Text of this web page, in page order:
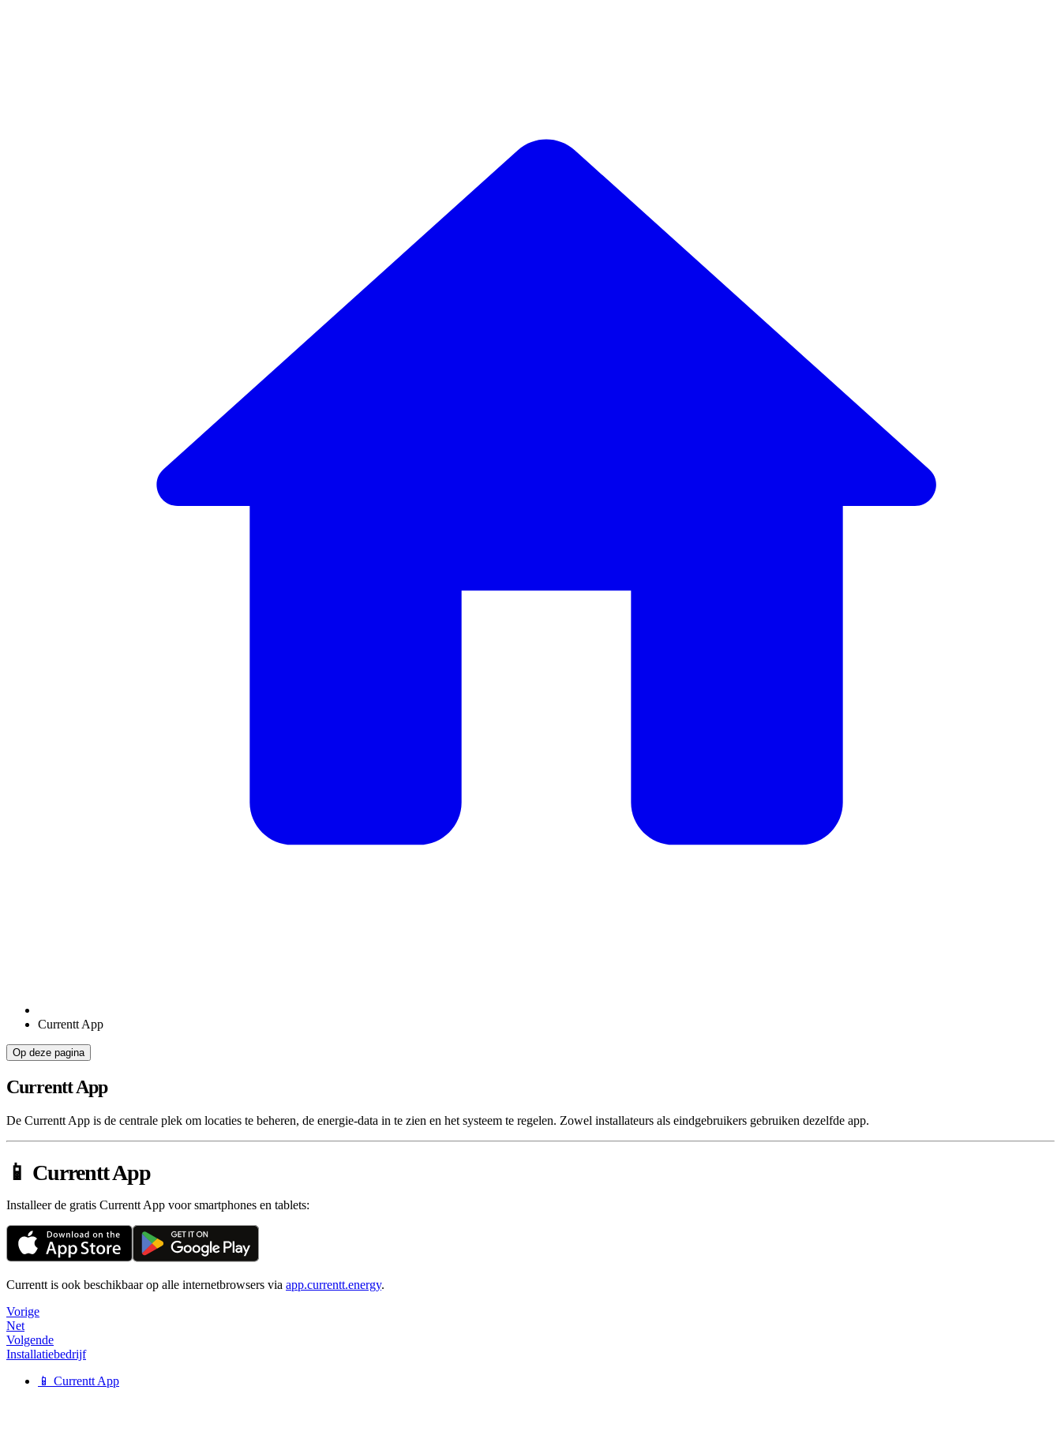
Currentt App
Op deze pagina
Currentt App
De Currentt App is de centrale plek om locaties te beheren, de energie-data in te zien en het systeem te regelen. Zowel installateurs als eindgebruikers gebruiken dezelfde app.
📱 Currentt App
Installeer de gratis Currentt App voor smartphones en tablets:
Currentt is ook beschikbaar op alle internetbrowsers via app.currentt.energy.
Vorige
Net
Volgende
Installatiebedrijf
📱 Currentt App